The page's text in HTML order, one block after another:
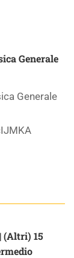
Generale
Generale
(Altri) 15